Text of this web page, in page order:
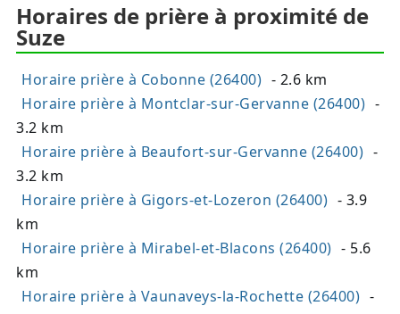
Horaires de prière à proximité de
Suze
Horaire prière à Cobonne (26400) - 2.6 km
Horaire prière à Montclar-sur-Gervanne (26400) -
3.2 km
Horaire prière à Beaufort-sur-Gervanne (26400) -
3.2 km
Horaire prière à Gigors-et-Lozeron (26400) - 3.9
km
Horaire prière à Mirabel-et-Blacons (26400) - 5.6
km
Horaire prière à Vaunaveys-la-Rochette (26400) -